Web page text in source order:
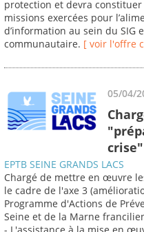
protection et devra
missions exercées pour
d’information au sein du SIG
communautaire. [ voir l'offre
05/04/
EPTB SEINE GRANDS LACS
Chargé de mettre en œuvre
le cadre de l'axe 3
Programme d'Actions de
Seine et de la Marne